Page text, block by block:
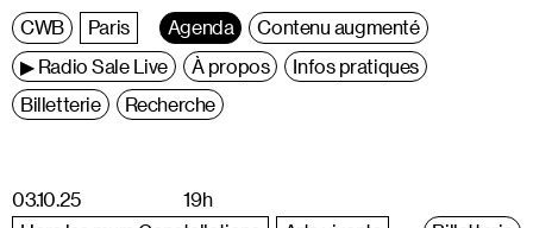
Centre
Wallonie
Bruxelles
Paris Agenda
Contenu augmenté
▶ Radio Sale Live
À propos
Infos pratiques
Billetterie
Recherche
03.10.25
19h